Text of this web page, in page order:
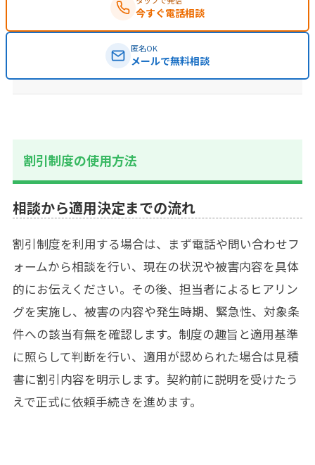
今すぐ電話相談
匿名OK
メールで無料相談
割引制度の使用方法
相談から適用決定までの流れ
割引制度を利用する場合は、まず電話や問い合わせフ
ォームから相談を行い、現在の状況や被害内容を具体
的にお伝えください。その後、担当者によるヒアリン
グを実施し、被害の内容や発生時期、緊急性、対象条
件への該当有無を確認します。制度の趣旨と適用基準
に照らして判断を行い、適用が認められた場合は見積
書に割引内容を明示します。契約前に説明を受けたう
えで正式に依頼手続きを進めます。